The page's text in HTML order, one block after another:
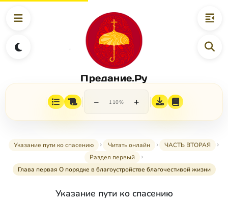
Предание.Ру
− 110% +
Указание пути ко спасению Читать онлайн
ЧАСТЬ ВТОРАЯ
Раздел первый
Глава первая О порядке в благоустройстве благочестивой жизни
Указание пути ко спасению